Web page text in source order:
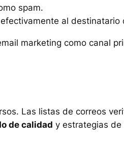
spam.
al destinatario
marketing como canal
Las listas de correos
de calidad y estrategias de